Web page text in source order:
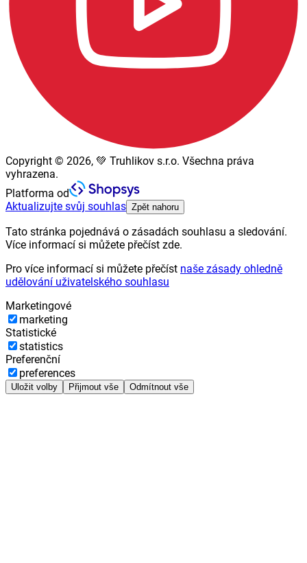
Copyright © 2026, 💚 Truhlikov s.r.o. Všechna práva
vyhrazena.
Platforma od
Aktualizujte svůj souhlas Zpět nahoru
Tato stránka pojednává o zásadách souhlasu a sledování.
Více informací si můžete přečíst zde.
Pro více informací si můžete přečíst naše zásady ohledně
udělování uživatelského souhlasu
Marketingové
marketing
Statistické
statistics
Preferenční
preferences
Uložit volby Přijmout vše Odmítnout vše